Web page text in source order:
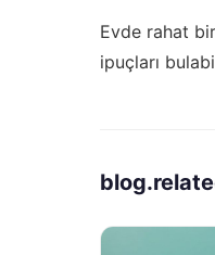
Evde rahat
ipuçları